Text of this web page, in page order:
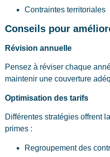
Contraintes territoriales
Conseils pour
Révision annuelle
Pensez à réviser chaque
maintenir une couverture
Optimisation des tarifs
Différentes stratégies offrent
primes :
Regroupement des